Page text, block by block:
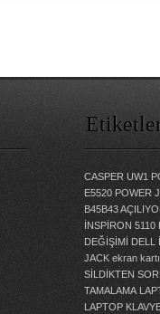
CASPER UW1
E5520 POWER
B45B43
İNSPİRON
DEĞİŞİMİ
DELL
JACK ekran
SİLDİKTEN
TAMALAMA
LAPTOP